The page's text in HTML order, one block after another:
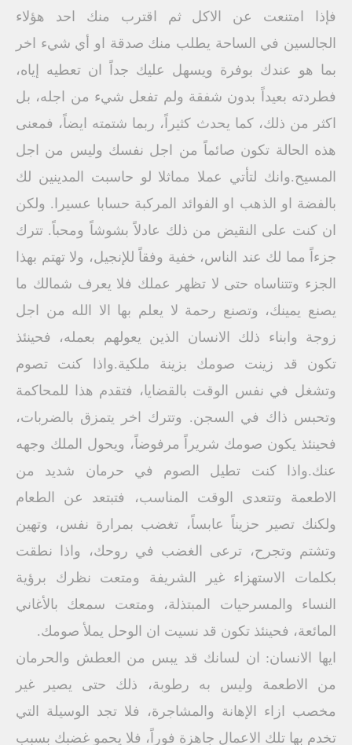
فإذا امتنعت عن الاكل ثم اقترب منك احد هؤلاء
الجالسين في الساحة يطلب منك صدقة او أي شيء اخر
بما هو عندك بوفرة ويسهل عليك جداً ان تعطيه إياه،
فطردته بعيداً بدون شفقة ولم تفعل شيء من اجله، بل
اكثر من ذلك، كما يحدث كثيراً، ربما شتمته ايضاً، فمعنى
هذه الحالة تكون صائماً من اجل نفسك وليس من اجل
المسيح.وانك لتأتي عملا مماثلا لو حاسبت المدينين لك
بالفضة او الذهب او الفوائد المركبة حسابا عسيرا. ولكن
ان كنت على النقيض من ذلك عادلاً بشوشاً ومحباً. تترك
جزءاً مما لك عند الناس، خفية وفقاً للإنجيل، ولا تهتم بهذا
الجزء وتتناساه حتى لا تظهر عملك فلا يعرف شمالك ما
يصنع يمينك، وتصنع رحمة لا يعلم بها الا الله من اجل
زوجة وابناء ذلك الانسان الذين يعولهم بعمله، فحينئذ
تكون قد زينت صومك بزينة ملكية.واذا كنت تصوم
وتشغل في نفس الوقت بالقضايا، فتقدم هذا للمحاكمة
وتحبس ذاك في السجن. وتترك اخر يتمزق بالضربات،
فحينئذ يكون صومك شريراً مرفوضاً، ويحول الملك وجهه
عنك.واذا كنت تطيل الصوم في حرمان شديد من
الاطعمة وتتعدى الوقت المناسب، فتبتعد عن الطعام
ولكنك تصير حزيناً عابساً، تغضب بمرارة نفس، وتهين
وتشتم وتجرح، ترعى الغضب في روحك، واذا نطقت
بكلمات الاستهزاء غير الشريفة ومتعت نظرك برؤية
النساء والمسرحيات المبتذلة، ومتعت سمعك بالأغاني
المائعة، فحينئذ تكون قد نسيت ان الوحل يملأ صومك.
ايها الانسان: ان لسانك قد يبس من العطش والحرمان
من الاطعمة وليس به رطوبة، ذلك حتى يصير غير
مخصب ازاء الإهانة والمشاجرة، فلا تجد الوسيلة التي
تخدم بها تلك الاعمال جاهزة فوراً، فلا يحمو غضبك بسبب